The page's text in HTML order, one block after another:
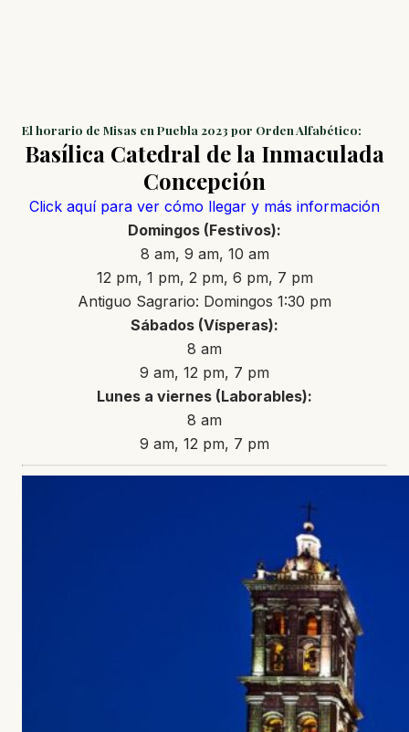
El horario de Misas en Puebla 2023 por Orden Alfabético:
Basílica Catedral de la Inmaculada
Concepción
Click aquí para ver cómo llegar y más información
Domingos (Festivos):
8 am, 9 am, 10 am
12 pm, 1 pm, 2 pm, 6 pm, 7 pm
Antiguo Sagrario: Domingos 1:30 pm
Sábados (Vísperas):
8 am
9 am, 12 pm, 7 pm
Lunes a viernes (Laborables):
8 am
9 am, 12 pm, 7 pm